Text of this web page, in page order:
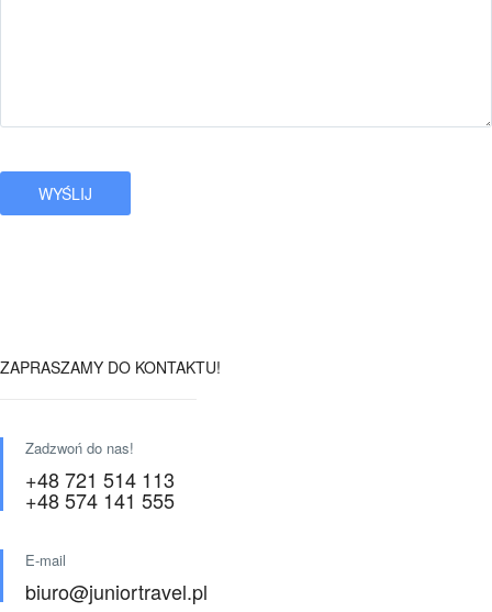
ZAPRASZAMY DO KONTAKTU!
Zadzwoń do nas!
+48 721 514 113
+48 574 141 555
E-mail
biuro@juniortravel.pl